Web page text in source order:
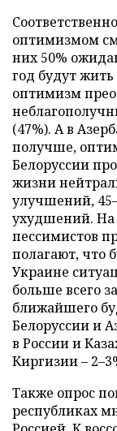
оптимизмом
них 50%
год будут
оптимизм
(47%). А в
получше,
Белоруссии
жизни
улучшений,
ухудшений. На
пессимистов
полагают, что
Украине
больше всего
ближайшего
Белоруссии и
в России и
Киргизии –
Также опрос
республиках